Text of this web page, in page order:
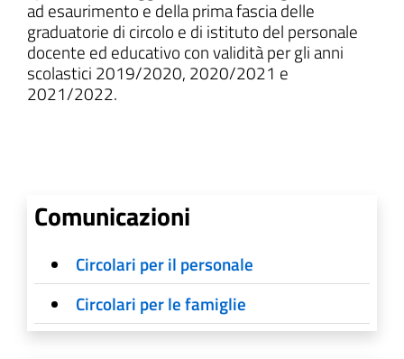
ad esaurimento e della prima fascia delle
graduatorie di circolo e di istituto del personale
docente ed educativo con validità per gli anni
scolastici 2019/2020, 2020/2021 e
2021/2022.
Comunicazioni
Circolari per il personale
Circolari per le famiglie